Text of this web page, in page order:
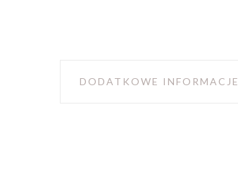
DODATKOWE INFORMACJE